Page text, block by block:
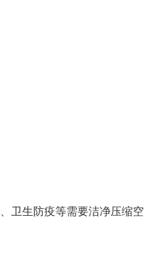
卫生防疫等需要洁净压缩空